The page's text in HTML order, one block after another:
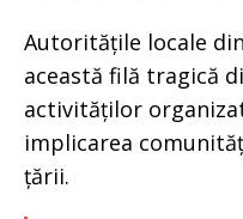
Autoritățile locale
această filă tragică
activităților
implicarea
țării.